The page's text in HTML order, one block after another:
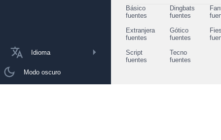
Idioma
Modo oscuro
Básico
fuentes
Dingbats
fuentes
Extranjera
fuentes
Gótico
fuentes
Script
fuentes
Tecno
fuentes